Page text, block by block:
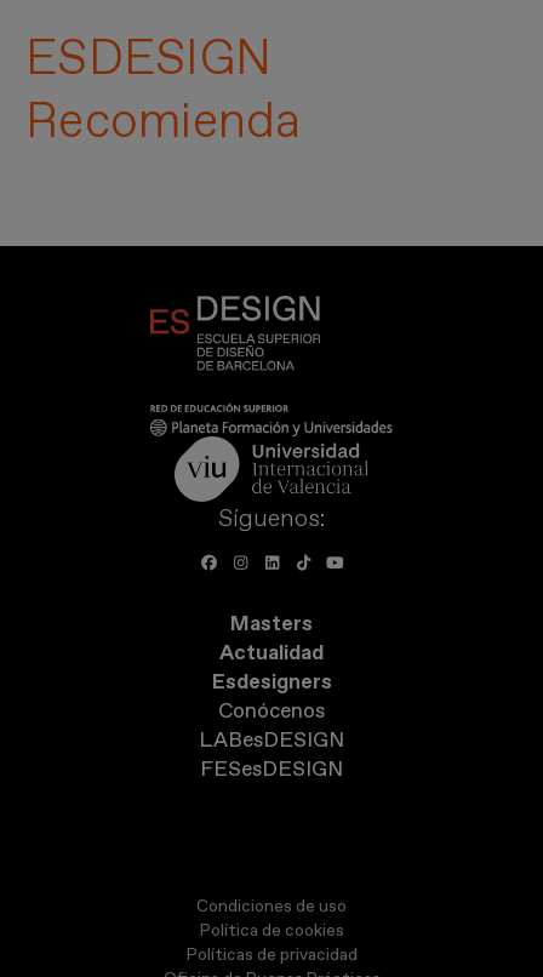
ESDESIGN
Recomienda
Síguenos:
Masters
Actualidad
Esdesigners
Conócenos
LABesDESIGN
FESesDESIGN
Condiciones de uso
Política de cookies
Políticas de privacidad